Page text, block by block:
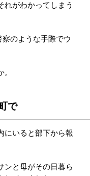
れがわかってしまう
のような手際でウ
で
にいると部下から報
ンと母がその日暮ら